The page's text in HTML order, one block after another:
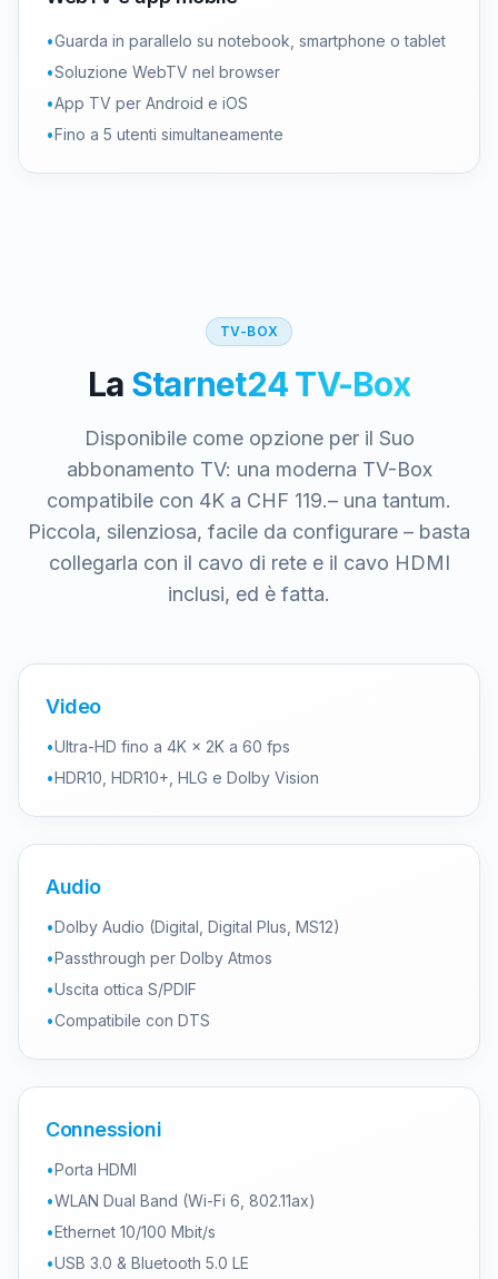
•Guarda in parallelo su notebook, smartphone o tablet
•Soluzione WebTV nel browser
•App TV per Android e iOS
•Fino a 5 utenti simultaneamente
TV-BOX
La Starnet24 TV-Box
Disponibile come opzione per il Suo
abbonamento TV: una moderna TV-Box
compatibile con 4K a CHF 119.– una tantum.
Piccola, silenziosa, facile da configurare – basta
collegarla con il cavo di rete e il cavo HDMI
inclusi, ed è fatta.
Video
•Ultra-HD fino a 4K × 2K a 60 fps
•HDR10, HDR10+, HLG e Dolby Vision
Audio
•Dolby Audio (Digital, Digital Plus, MS12)
•Passthrough per Dolby Atmos
•Uscita ottica S/PDIF
•Compatibile con DTS
Connessioni
•Porta HDMI
•WLAN Dual Band (Wi-Fi 6, 802.11ax)
•Ethernet 10/100 Mbit/s
•USB 3.0 & Bluetooth 5.0 LE